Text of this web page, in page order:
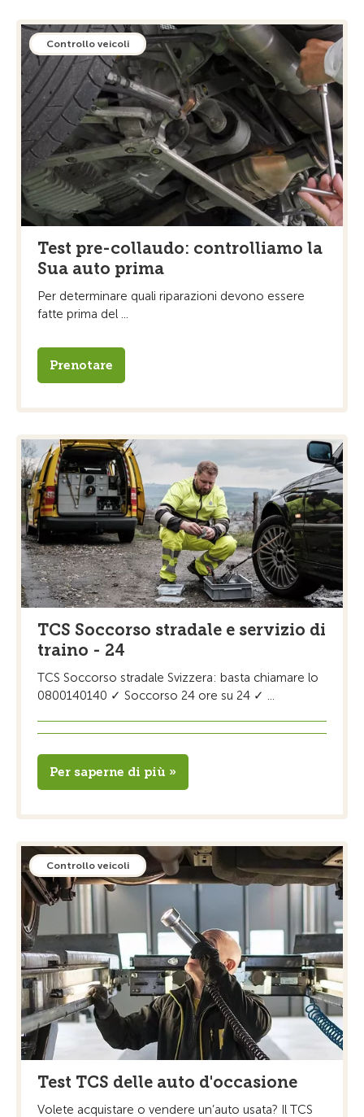
Controllo veicoli
Test pre-collaudo: controlliamo la
Sua auto prima
Per determinare quali riparazioni devono essere
fatte prima del ...
Prenotare
TCS Soccorso stradale e servizio di
traino - 24
TCS Soccorso stradale Svizzera: basta chiamare lo
0800140140 ✓ Soccorso 24 ore su 24 ✓ ...
Per saperne di più »
Controllo veicoli
Test TCS delle auto d'occasione
Volete acquistare o vendere un’auto usata? Il TCS